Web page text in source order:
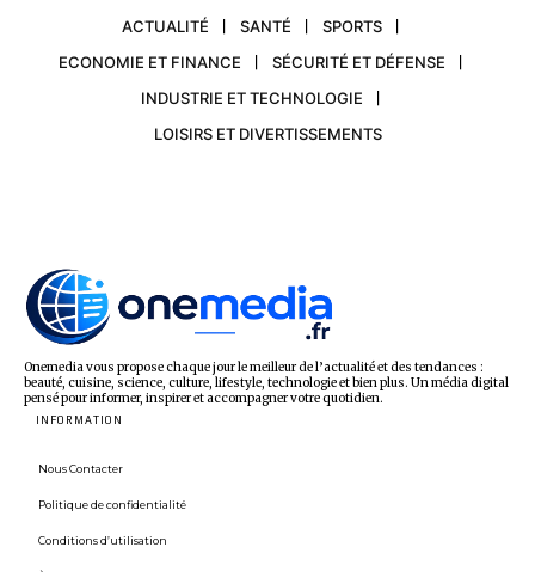
ACTUALITÉ SANTÉ
SPORTS
ECONOMIE ET FINANCE
SÉCURITÉ ET DÉFENSE
INDUSTRIE ET TECHNOLOGIE
LOISIRS ET DIVERTISSEMENTS
Onemedia vous propose chaque jour le meilleur de l’actualité et des tendances :
beauté, cuisine, science, culture, lifestyle, technologie et bien plus. Un média digital
pensé pour informer, inspirer et accompagner votre quotidien.
INFORMATION
Nous Contacter
Politique de confidentialité
Conditions d’utilisation